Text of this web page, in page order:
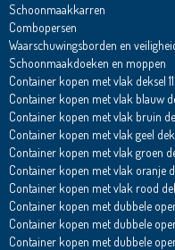
Schoonmaakkarren
Combopersen
Waarschuwingsborden en
Schoonmaakdoeken en moppen
Container kopen met vlak deksel
Container kopen met vlak blauw
Container kopen met vlak bruin
Container kopen met vlak geel
Container kopen met vlak groen
Container kopen met vlak oranje
Container kopen met vlak rood
Container kopen met dubbele
Container kopen met dubbele
Container kopen met dubbele